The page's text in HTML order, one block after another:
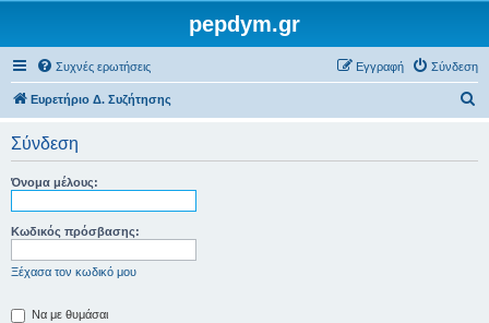
pepdym.gr
Συχνές ερωτήσεις Σύνδεση
Εγγραφή
Ευρετήριο Δ. Συζήτησης
Σύνδεση
Όνομα μέλους:
Κωδικός πρόσβασης:
Ξέχασα τον κωδικό μου
Να με θυμάσαι